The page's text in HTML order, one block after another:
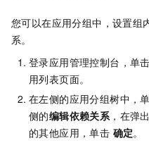
您可以在应用分组中，设置组
系。
登录应用管理控制台，单
用列表页面。
在左侧的应用分组树中，
侧的编辑依赖关系 ，在弹
的其他应用，单击 确定。